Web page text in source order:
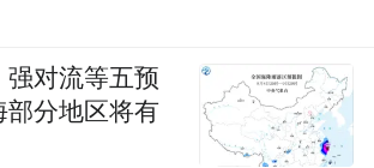
强对流等五预
部分地区将有